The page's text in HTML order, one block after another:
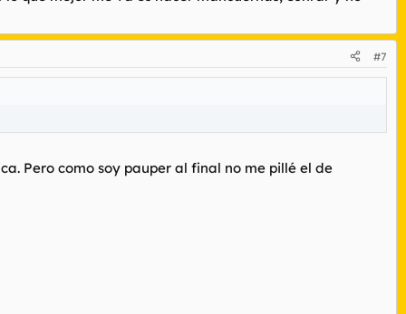
#7
Pero como soy pauper al final no me pillé el de